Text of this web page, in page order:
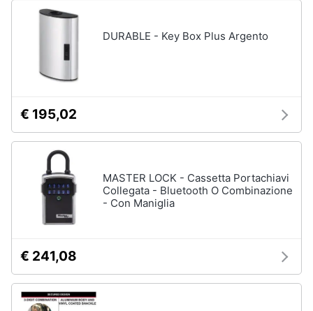
DURABLE - Key Box Plus Argento
€ 195,02
MASTER LOCK - Cassetta Portachiavi
Collegata - Bluetooth O Combinazione
- Con Maniglia
€ 241,08